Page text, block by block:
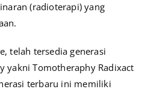
(radioterapi) yang
telah tersedia generasi
yakni Tomotheraphy Radixact
terbaru ini memiliki